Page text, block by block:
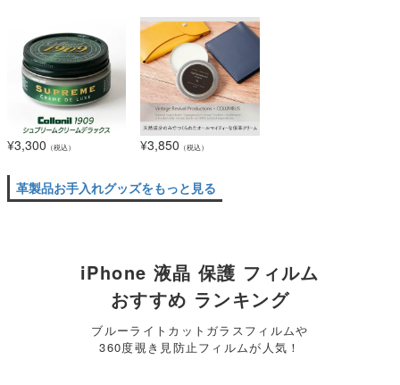
¥3,300 （税込） ¥3,850 （税込）
革製品お手入れグッズをもっと見る
iPhone 液晶 保護 フィルム
おすすめ ランキング
ブルーライトカットガラスフィルムや
360度覗き見防止フィルムが人気！